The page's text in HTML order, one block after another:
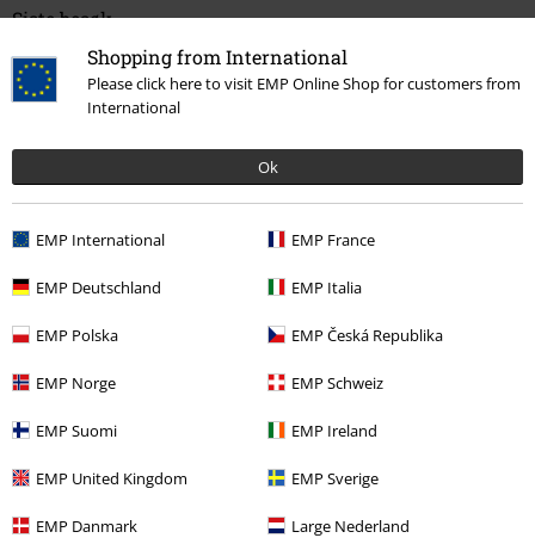
Shopping from International
Please click here to visit EMP Online Shop for customers from
International
Ok
EMP International EMP France
EMP Deutschland EMP Italia
EMP Polska EMP Česká Republika
EMP Norge EMP Schweiz
EMP Suomi EMP Ireland
EMP United Kingdom EMP Sverige
EMP Danmark Large Nederland
Siste besøk
kr 399,00
Flere kategorier. Flere valgmuligheter.
Salg % T-skjorter
Herre T-skjorter
Underholdning